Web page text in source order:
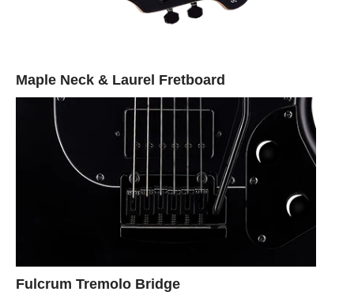
Maple Neck & Laurel Fretboard
Fulcrum Tremolo Bridge